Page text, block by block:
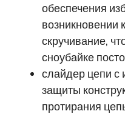
обеспечения
возникновении
скручивание,
сноубайке
слайдер цепи
защиты
протирания